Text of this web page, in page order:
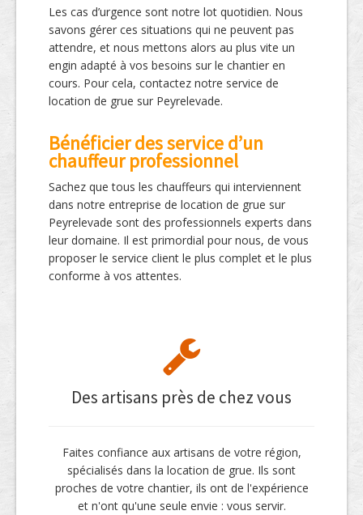
Les cas d’urgence sont notre lot quotidien. Nous
savons gérer ces situations qui ne peuvent pas
attendre, et nous mettons alors au plus vite un
engin adapté à vos besoins sur le chantier en
cours. Pour cela, contactez notre service de
location de grue sur Peyrelevade.
Bénéficier des service d’un
chauffeur professionnel
Sachez que tous les chauffeurs qui interviennent
dans notre entreprise de location de grue sur
Peyrelevade sont des professionnels experts dans
leur domaine. Il est primordial pour nous, de vous
proposer le service client le plus complet et le plus
conforme à vos attentes.
Des artisans près de chez vous
Faites confiance aux artisans de votre région,
spécialisés dans la location de grue. Ils sont
proches de votre chantier, ils ont de l'expérience
et n'ont qu'une seule envie : vous servir.